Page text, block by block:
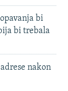
bi
bi trebala
nakon